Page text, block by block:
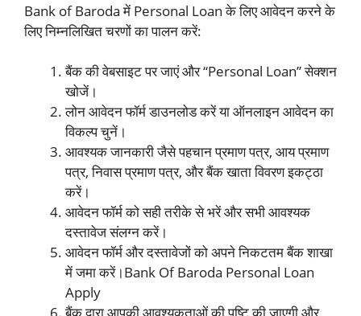
Bank of Baroda में Personal Loan के लिए आवेदन करने के
लिए निम्नलिखित चरणों का पालन करें:
बैंक की वेबसाइट पर जाएं और “Personal Loan” सेक्शन
खोजें।
लोन आवेदन फॉर्म डाउनलोड करें या ऑनलाइन आवेदन का
विकल्प चुनें।
आवश्यक जानकारी जैसे पहचान प्रमाण पत्र, आय प्रमाण
पत्र, निवास प्रमाण पत्र, और बैंक खाता विवरण इकट्ठा
करें।
आवेदन फॉर्म को सही तरीके से भरें और सभी आवश्यक
दस्तावेज संलग्न करें।
आवेदन फॉर्म और दस्तावेजों को अपने निकटतम बैंक शाखा
में जमा करें।Bank Of Baroda Personal Loan
Apply